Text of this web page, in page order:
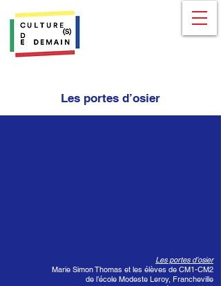
Les portes d’osier
Les portes d’osier
Marie Simon Thomas et les élèves de CM1-CM2
de l’école Modeste Leroy, Francheville